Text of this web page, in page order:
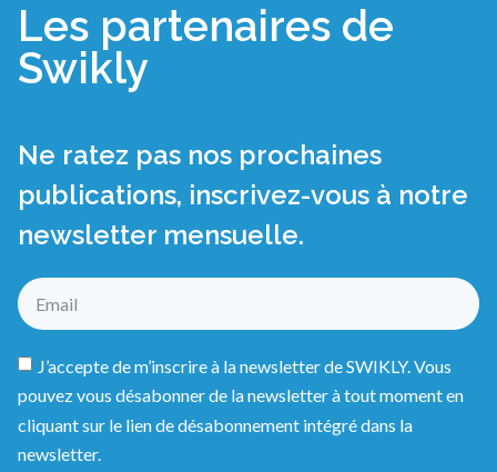
Les partenaires de
Swikly
Ne ratez pas nos prochaines
publications, inscrivez-vous à notre
newsletter mensuelle.
J’accepte de m’inscrire à la newsletter de SWIKLY. Vous
pouvez vous désabonner de la newsletter à tout moment en
cliquant sur le lien de désabonnement intégré dans la
newsletter.